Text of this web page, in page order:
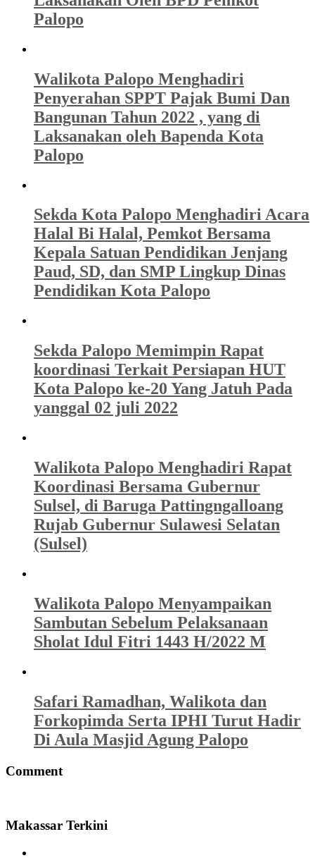
Palopo
Walikota Palopo Menghadiri
Penyerahan SPPT Pajak Bumi Dan
Bangunan Tahun 2022 , yang di
Laksanakan oleh Bapenda Kota
Palopo
Sekda Kota Palopo Menghadiri Acara
Halal Bi Halal, Pemkot Bersama
Kepala Satuan Pendidikan Jenjang
Paud, SD, dan SMP Lingkup Dinas
Pendidikan Kota Palopo
Sekda Palopo Memimpin Rapat
koordinasi Terkait Persiapan HUT
Kota Palopo ke-20 Yang Jatuh Pada
yanggal 02 juli 2022
Walikota Palopo Menghadiri Rapat
Koordinasi Bersama Gubernur
Sulsel, di Baruga Pattingngalloang
Rujab Gubernur Sulawesi Selatan
(Sulsel)
Walikota Palopo Menyampaikan
Sambutan Sebelum Pelaksanaan
Sholat Idul Fitri 1443 H/2022 M
Safari Ramadhan, Walikota dan
Forkopimda Serta IPHI Turut Hadir
Di Aula Masjid Agung Palopo
Comment
Makassar Terkini